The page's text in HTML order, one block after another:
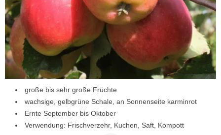
große bis sehr große Früchte
wachsige, gelbgrüne Schale, an Sonnenseite karminrot
Ernte September bis Oktober
Verwendung: Frischverzehr, Kuchen, Saft, Kompott